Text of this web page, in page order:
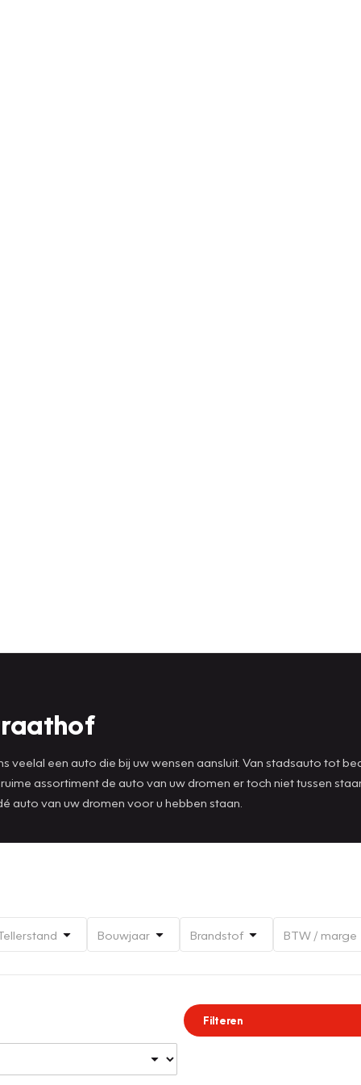
een auto die bij uw wensen aansluit. Van stadsauto tot
assortiment de auto van uw dromen er toch niet tussen
auto van uw dromen voor u hebben staan.
Bouwjaar Brandstof BTW / marge
Filteren